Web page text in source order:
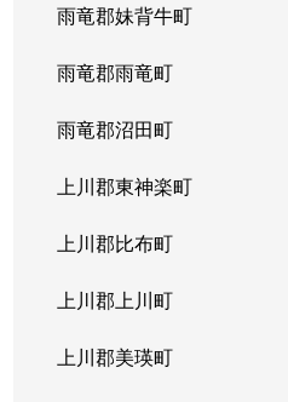
雨竜郡妹背牛町
雨竜郡雨竜町
雨竜郡沼田町
上川郡東神楽町
上川郡比布町
上川郡上川町
上川郡美瑛町